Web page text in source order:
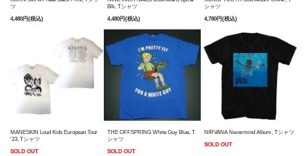
ツ
4,480円(税込)
Blk, Tシャツ
4,480円(税込)
シャツ
4,780円(税込)
MANESKIN Loud Kids European Tour
'23, Tシャツ
SOLD OUT
THE OFFSPRING White Guy Blue, T
シャツ
SOLD OUT
NIRVANA Nevermind Album, Tシャツ
SOLD OUT